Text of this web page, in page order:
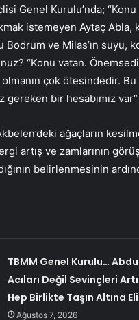
Genel Kurulu’nda;
istemeyen Aytaç
ve Milas’ın suyu,
“Konu vatan.
çok ötesindedir.
bir hesabımız
ağaçların
artış ve zamlarının
belirlenmesinin
TBMM Genel Kurulu…
Acıları Değil Sevinçleri
Hep Birlikte Taşın Altına
Ağustos 7, 2026